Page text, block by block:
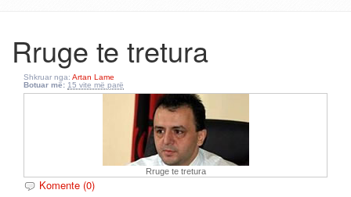
Rruge te tretura
Shkruar nga: Artan Lame
Botuar më: 15 vite më parë
Rruge te tretura
Komente (0)